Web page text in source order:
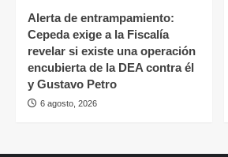
Alerta de entrampamiento:
Cepeda exige a la Fiscalía
revelar si existe una operación
encubierta de la DEA contra él
y Gustavo Petro
6 agosto, 2026